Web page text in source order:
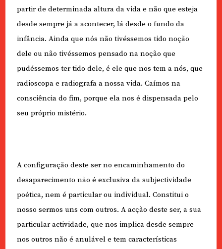
partir de determinada altura da vida e não que esteja
desde sempre já a acontecer, lá desde o fundo da
infância. Ainda que nós não tivéssemos tido noção
dele ou não tivéssemos pensado na noção que
pudéssemos ter tido dele, é ele que nos tem a nós, que
radioscopa e radiografa a nossa vida. Caímos na
consciência do fim, porque ela nos é dispensada pelo
seu próprio mistério.
A configuração deste ser no encaminhamento do
desaparecimento não é exclusiva da subjectividade
poética, nem é particular ou individual. Constitui o
nosso sermos uns com outros. A acção deste ser, a sua
particular actividade, que nos implica desde sempre
nos outros não é anulável e tem características